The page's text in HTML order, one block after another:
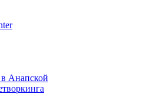
Анапской